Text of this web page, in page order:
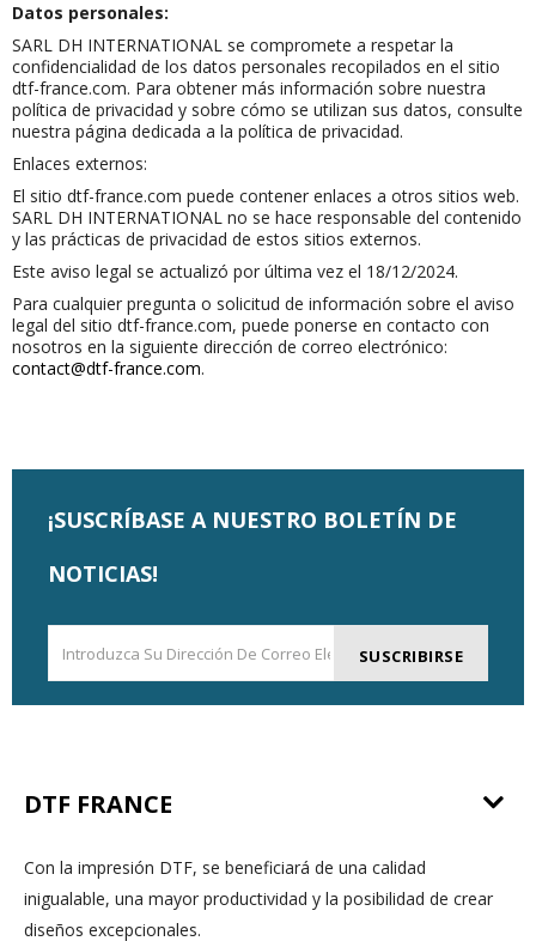
Datos personales:
SARL DH INTERNATIONAL se compromete a respetar la
confidencialidad de los datos personales recopilados en el sitio
dtf-france.com. Para obtener más información sobre nuestra
política de privacidad y sobre cómo se utilizan sus datos, consulte
nuestra página dedicada a la política de privacidad.
Enlaces externos:
El sitio dtf-france.com puede contener enlaces a otros sitios web.
SARL DH INTERNATIONAL no se hace responsable del contenido
y las prácticas de privacidad de estos sitios externos.
Este aviso legal se actualizó por última vez el 18/12/2024.
Para cualquier pregunta o solicitud de información sobre el aviso
legal del sitio dtf-france.com, puede ponerse en contacto con
nosotros en la siguiente dirección de correo electrónico:
contact@dtf-france.com.
¡SUSCRÍBASE A NUESTRO BOLETÍN DE
NOTICIAS!
SUSCRIBIRSE
DTF FRANCE
Con la impresión DTF, se beneficiará de una calidad
inigualable, una mayor productividad y la posibilidad de crear
diseños excepcionales.